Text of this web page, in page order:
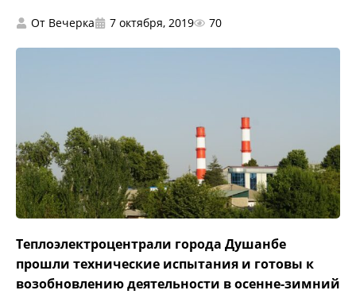
От Вечерка 7 октября, 2019 70
Теплоэлектроцентрали города Душанбе
прошли технические испытания и готовы к
возобновлению деятельности в осенне-зимний